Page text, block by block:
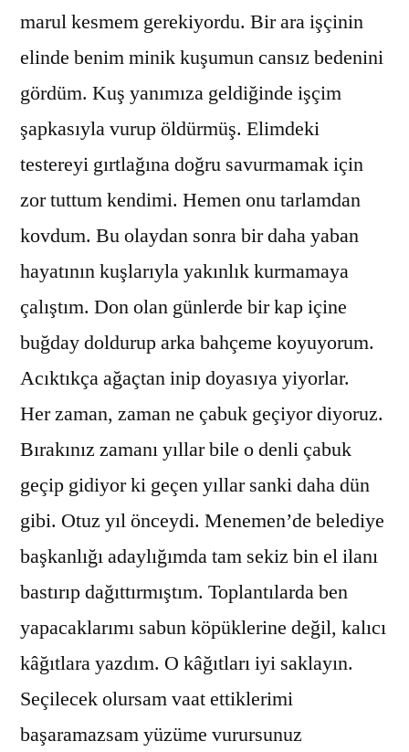
marul kesmem gerekiyordu. Bir ara işçinin
elinde benim minik kuşumun cansız bedenini
gördüm. Kuş yanımıza geldiğinde işçim
şapkasıyla vurup öldürmüş. Elimdeki
testereyi gırtlağına doğru savurmamak için
zor tuttum kendimi. Hemen onu tarlamdan
kovdum. Bu olaydan sonra bir daha yaban
hayatının kuşlarıyla yakınlık kurmamaya
çalıştım. Don olan günlerde bir kap içine
buğday doldurup arka bahçeme koyuyorum.
Acıktıkça ağaçtan inip doyasıya yiyorlar.
Her zaman, zaman ne çabuk geçiyor diyoruz.
Bırakınız zamanı yıllar bile o denli çabuk
geçip gidiyor ki geçen yıllar sanki daha dün
gibi. Otuz yıl önceydi. Menemen’de belediye
başkanlığı adaylığımda tam sekiz bin el ilanı
bastırıp dağıttırmıştım. Toplantılarda ben
yapacaklarımı sabun köpüklerine değil, kalıcı
kâğıtlara yazdım. O kâğıtları iyi saklayın.
Seçilecek olursam vaat ettiklerimi
başaramazsam yüzüme vurursunuz